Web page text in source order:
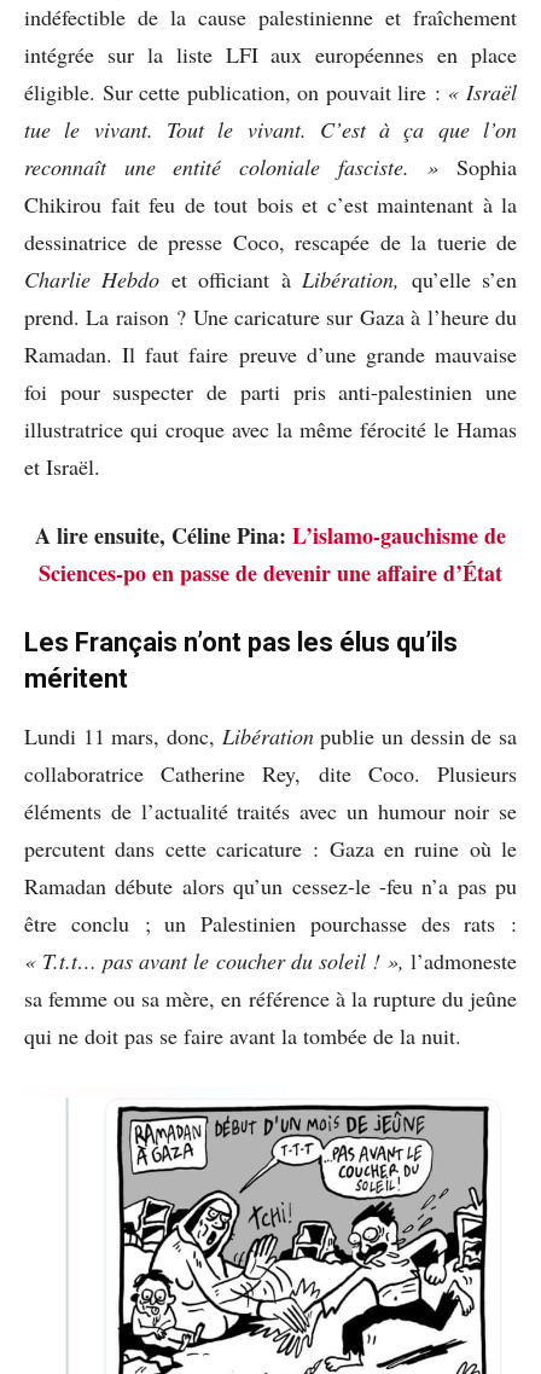
indéfectible de la cause palestinienne et fraîchement
intégrée sur la liste LFI aux européennes en place
éligible. Sur cette publication, on pouvait lire : « Israël
tue le vivant. Tout le vivant. C’est à ça que l’on
reconnaît une entité coloniale fasciste. » Sophia
Chikirou fait feu de tout bois et c’est maintenant à la
dessinatrice de presse Coco, rescapée de la tuerie de
Charlie Hebdo et officiant à Libération, qu’elle s’en
prend. La raison ? Une caricature sur Gaza à l’heure du
Ramadan. Il faut faire preuve d’une grande mauvaise
foi pour suspecter de parti pris anti-palestinien une
illustratrice qui croque avec la même férocité le Hamas
et Israël.
A lire ensuite, Céline Pina: L’islamo-gauchisme de
Sciences-po en passe de devenir une affaire d’État
Les Français n’ont pas les élus qu’ils
méritent
Lundi 11 mars, donc, Libérationpublie un dessin de sa
collaboratrice Catherine Rey, dite Coco. Plusieurs
éléments de l’actualité traités avec un humour noir se
percutent dans cette caricature : Gaza en ruine où le
Ramadan débute alors qu’un cessez-le -feu n’a pas pu
être conclu ; un Palestinien pourchasse des rats :
« T.t.t… pas avant le coucher du soleil ! », l’admoneste
sa femme ou sa mère, en référence à la rupture du jeûne
qui ne doit pas se faire avant la tombée de la nuit.